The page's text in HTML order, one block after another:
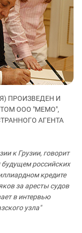
В ЧЕЧНЕ
АКТИВИСТОВ
И ПРОТЕСТЫ
ПРОИЗВЕДЕН И
ООО "МЕМО",
АГЕНТА
к Грузии, говорит
будущем российских
кредите
за аресты судов
в интервью
узла"